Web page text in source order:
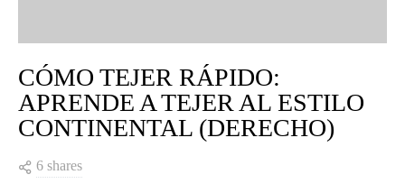
CÓMO TEJER RÁPIDO:
APRENDE A TEJER AL ESTILO
CONTINENTAL (DERECHO)
6 shares